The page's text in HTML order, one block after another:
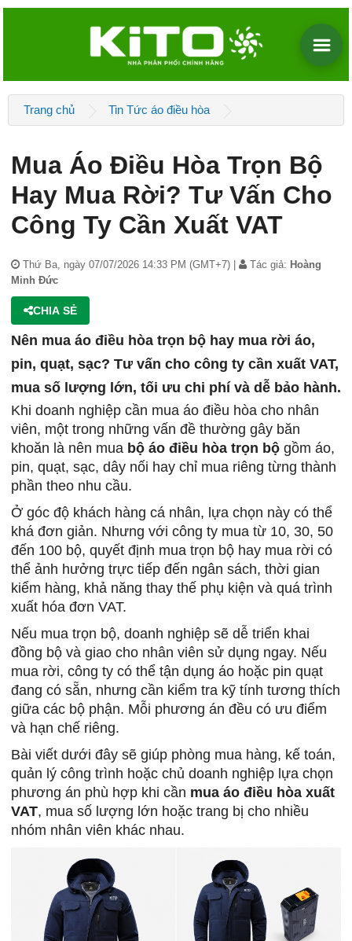
Trang chủ Tin Tức áo điều hòa
Mua Áo Điều Hòa Trọn Bộ
Hay Mua Rời? Tư Vấn Cho
Công Ty Cần Xuất VAT
Thứ Ba, ngày 07/07/2026 14:33 PM (GMT+7) | Tác giả: Hoàng
Minh Đức
CHIA SẺ
Nên mua áo điều hòa trọn bộ hay mua rời áo,
pin, quạt, sạc? Tư vấn cho công ty cần xuất VAT,
mua số lượng lớn, tối ưu chi phí và dễ bảo hành.
Khi doanh nghiệp cần mua áo điều hòa cho nhân
viên, một trong những vấn đề thường gây băn
khoăn là nên mua bộ áo điều hòa trọn bộ gồm áo,
pin, quạt, sạc, dây nối hay chỉ mua riêng từng thành
phần theo nhu cầu.
Ở góc độ khách hàng cá nhân, lựa chọn này có thể
khá đơn giản. Nhưng với công ty mua từ 10, 30, 50
đến 100 bộ, quyết định mua trọn bộ hay mua rời có
thể ảnh hưởng trực tiếp đến ngân sách, thời gian
kiểm hàng, khả năng thay thế phụ kiện và quá trình
xuất hóa đơn VAT.
Nếu mua trọn bộ, doanh nghiệp sẽ dễ triển khai
đồng bộ và giao cho nhân viên sử dụng ngay. Nếu
mua rời, công ty có thể tận dụng áo hoặc pin quạt
đang có sẵn, nhưng cần kiểm tra kỹ tính tương thích
giữa các bộ phận. Mỗi phương án đều có ưu điểm
và hạn chế riêng.
Bài viết dưới đây sẽ giúp phòng mua hàng, kế toán,
quản lý công trình hoặc chủ doanh nghiệp lựa chọn
phương án phù hợp khi cần mua áo điều hòa xuất
VAT, mua số lượng lớn hoặc trang bị cho nhiều
nhóm nhân viên khác nhau.